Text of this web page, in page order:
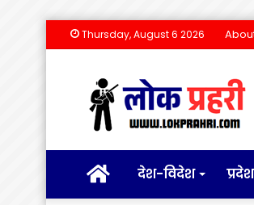
Thursday, August 6 2026
होम देश-विदेश प्रदेश